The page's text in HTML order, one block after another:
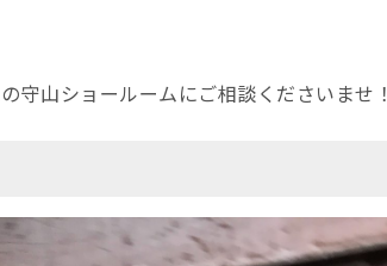
守山ショールームにご相談くださいませ！